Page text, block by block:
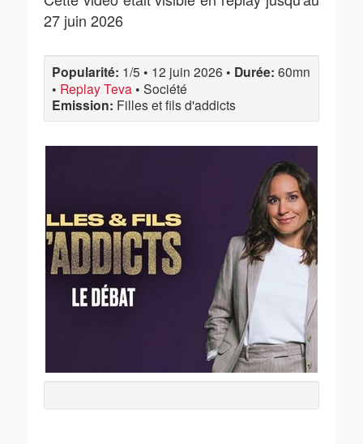
27 juin 2026
Popularité: 1/5 • 12 juin 2026 • Durée: 60mn
• Replay Teva • Société
Emission: Filles et fils d'addicts